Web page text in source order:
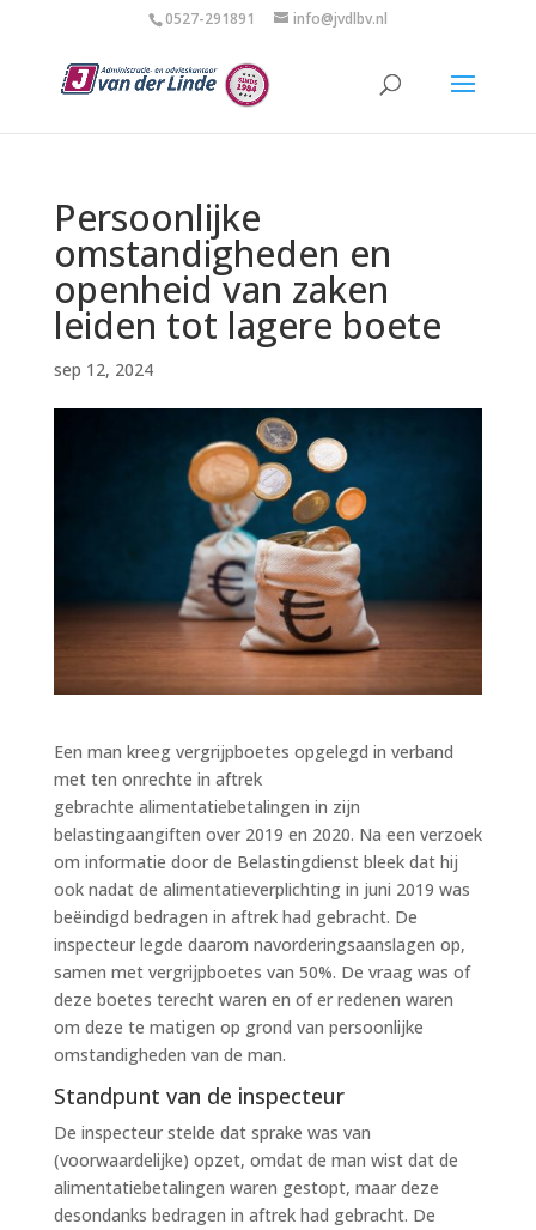
0527-291891 info@jvdlbv.nl
Persoonlijke
omstandigheden en
openheid van zaken
leiden tot lagere boete
sep 12, 2024
Een man kreeg vergrijpboetes opgelegd in verband
met ten onrechte in aftrek
gebrachte alimentatiebetalingen in zijn
belastingaangiften over 2019 en 2020. Na een verzoek
om informatie door de Belastingdienst bleek dat hij
ook nadat de alimentatieverplichting in juni 2019 was
beëindigd bedragen in aftrek had gebracht. De
inspecteur legde daarom navorderingsaanslagen op,
samen met vergrijpboetes van 50%. De vraag was of
deze boetes terecht waren en of er redenen waren
om deze te matigen op grond van persoonlijke
omstandigheden van de man.
Standpunt van de inspecteur
De inspecteur stelde dat sprake was van
(voorwaardelijke) opzet, omdat de man wist dat de
alimentatiebetalingen waren gestopt, maar deze
desondanks bedragen in aftrek had gebracht. De